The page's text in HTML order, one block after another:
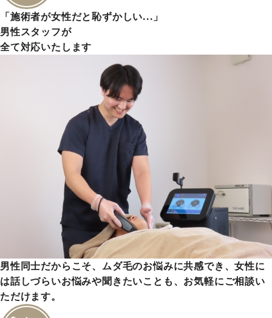
「施術者が女性だと恥ずかしい…」
男性スタッフが
全て対応いたします
男性同士だからこそ、ムダ毛のお悩みに共感でき、女性に
は話しづらいお悩みや聞きたいことも、お気軽にご相談い
ただけます。